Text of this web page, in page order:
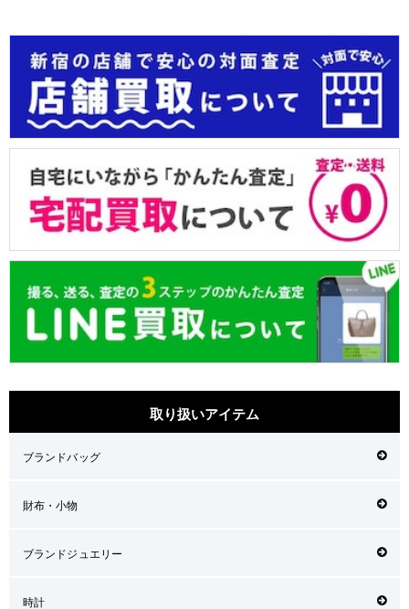
取り扱いアイテム
ブランドバッグ
財布・小物
ブランドジュエリー
時計